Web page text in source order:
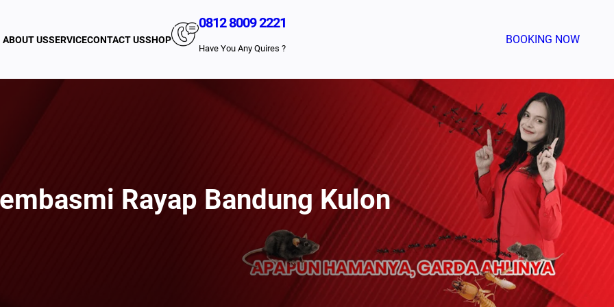
ABOUT USSERVICECONTACT USSHOP
0812 8009 2221
Have You Any Quires ?
BOOKING NOW
Rayap Bandung Kulon